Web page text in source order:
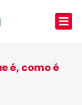
é, como é